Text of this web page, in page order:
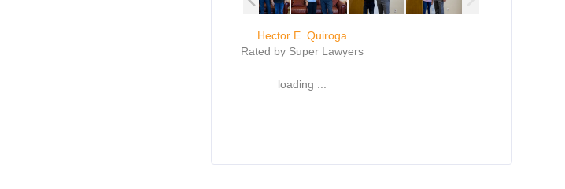
Hector E. Quiroga
Rated by Super Lawyers
loading ...